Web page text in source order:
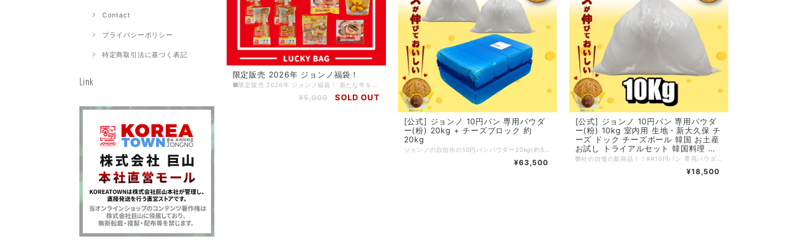
Contact
プライバシーポリシー
特定商取引法に基づく表記
Link
限定販売 2026年 ジョンノ福袋！
¥5,000 SOLD OUT
[公式] ジョンノ 10円パン 専用パウダ
ー(粉) 20kg + チーズブロック 約
20kg
¥63,500
[公式] ジョンノ 10円パン 専用パウダ
ー(粉) 10kg 室内用 生地・新大久保 チ
ーズ ドック チーズボール 韓国 お土産
お試し トライアルセット 韓国料理 韓
国食品 餃子 ぎょうざ 惣菜 詰め合わせ
¥18,500